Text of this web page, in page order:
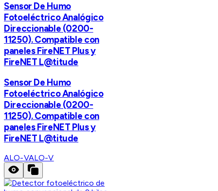
Sensor De Humo
Fotoeléctrico Analógico
Direccionable (0200-
11250). Compatible con
paneles FireNET Plus y
FireNET L@titude
Sensor De Humo
Fotoeléctrico Analógico
Direccionable (0200-
11250). Compatible con
paneles FireNET Plus y
FireNET L@titude
ALO-VALO-V